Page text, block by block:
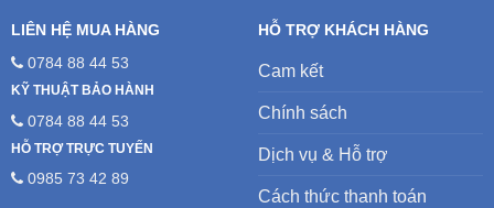
LIÊN HỆ MUA HÀNG
0784 88 44 53
KỸ THUẬT BẢO HÀNH
0784 88 44 53
HỖ TRỢ TRỰC TUYẾN
0985 73 42 89
HỖ TRỢ KHÁCH HÀNG
Cam kết
Chính sách
Dịch vụ & Hỗ trợ
Cách thức thanh toán